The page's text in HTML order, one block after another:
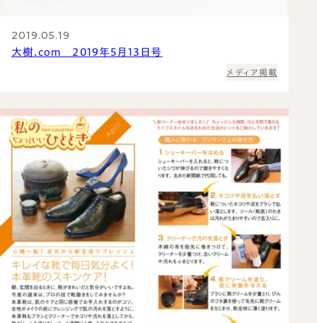
2019.05.19
大樹.com 2019年5月13日号
メディア掲載